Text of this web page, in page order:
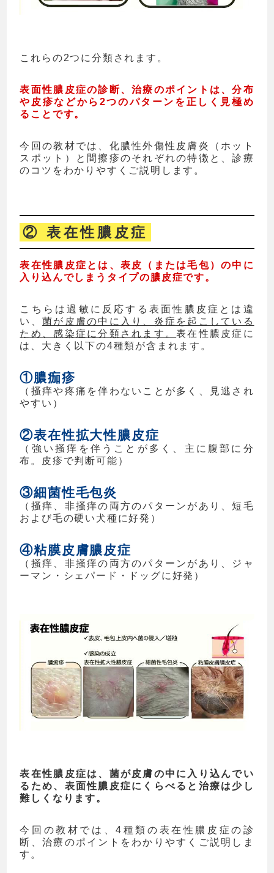
これらの2つに分類されます。
表面性膿皮症の診断、治療のポイントは、分布
や皮疹などから2つのパターンを正しく見極め
ることです。
今回の教材では、化膿性外傷性皮膚炎（ホット
スポット）と間擦疹のそれぞれの特徴と、診療
のコツをわかりやすくご説明します。
② 表在性膿皮症
表在性膿皮症とは、表皮（または毛包）の中に
入り込んでしまうタイプの膿皮症です。
こちらは過敏に反応する表面性膿皮症とは違
い、菌が皮膚の中に入り、炎症を起こしている
ため、感染症に分類されます。表在性膿皮症に
は、大きく以下の4種類が含まれます。
①膿痂疹
（掻痒や疼痛を伴わないことが多く、見逃され
やすい）
②表在性拡大性膿皮症
（強い掻痒を伴うことが多く、主に腹部に分
布。皮疹で判断可能）
③細菌性毛包炎
（掻痒、非掻痒の両方のパターンがあり、短毛
および毛の硬い犬種に好発）
④粘膜皮膚膿皮症
（掻痒、非掻痒の両方のパターンがあり、ジャ
ーマン・シェパード・ドッグに好発）
表在性膿皮症は、菌が皮膚の中に入り込んでい
るため、表面性膿皮症にくらべると治療は少し
難しくなります。
今回の教材では、4種類の表在性膿皮症の診
断、治療のポイントをわかりやすくご説明しま
す。